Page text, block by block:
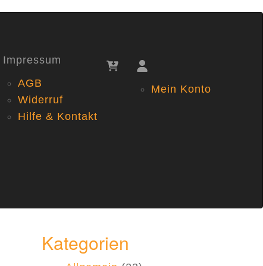
Impressum
AGB
Widerruf
Hilfe & Kontakt
Mein Konto
Kategorien